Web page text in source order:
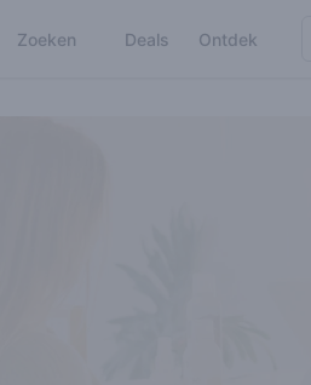
Zoeken Deals Ontdek